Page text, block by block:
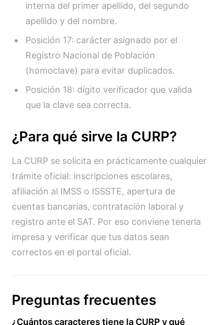
interna del primer apellido, del segundo
apellido y del nombre.
Posición 17: carácter asignado por el
Registro Nacional de Población
(homoclave) para evitar duplicados.
Posición 18: dígito verificador que valida
que la clave sea correcta.
¿Para qué sirve la CURP?
La CURP se solicita en prácticamente cualquier
trámite oficial: inscripciones escolares,
afiliación al IMSS o ISSSTE, apertura de
cuentas bancarias, contratación laboral y
registro ante el SAT. Por eso conviene tenerla
impresa y verificar que tus datos sean
correctos en el portal oficial.
Preguntas frecuentes
¿Cuántos caracteres tiene la CURP y qué